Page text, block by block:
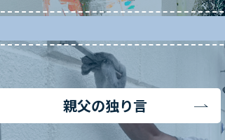
親父の独り言